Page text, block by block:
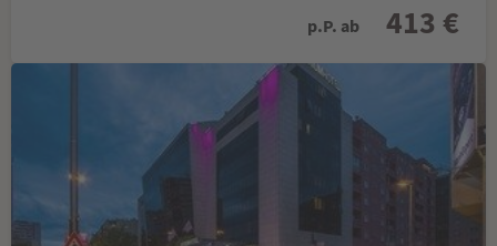
p.P. ab 413 €